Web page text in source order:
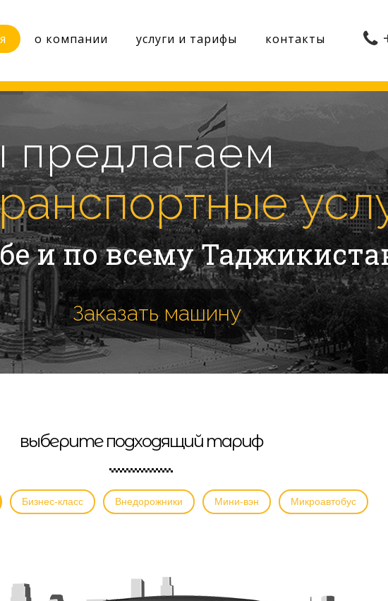
о компании услуги и тарифы контакты
и по всему
Заказать машину
выберите подходящий тариф
Бизнес-класс Внедорожники Мини-вэн Микроавтобус